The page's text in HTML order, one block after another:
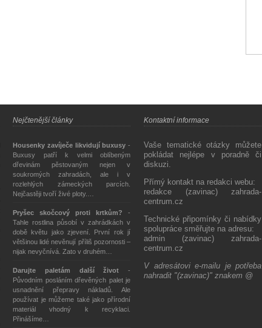
Nejčtenější články
Housenky zavíječe likvidují buxusy -
Buxusy patří k velmi oblíbeným
dřevinám pěstovaným nejen v
soukromých zahradách, ale i v
rozlehlých zámeckých parcích.
Nejčastěji tvoří živé ploty.…
Pryšec skočcový proti krtkům? -
Tahle rostlina působí v zahrádkách v
době květu jako zjevení. První rok jí
většinou lidé nevěnují příliš pozornosti –
nijak nevyčnívá. Zato v druhém…
Darujte paletám další život -
Původním posláním dřevěných palet je
usnadnění přepravy nákladů. Ale
používat je můžeme také jako přírodní
materiál vhodný k recyklaci.
Přinášíme…
Kontaktní informace
Vaše tematické otázky můžete
pokládat nejlépe v poradně či
diskuzi.
Přímý kontakt na redakci webu:
redakce (zavinac) zahrada-
centrum.cz
Technické připomínky či nabídky
spolupráce směřujte na adresu:
admin (zavinac) zahrada-
centrum.cz
V adresátovi e-mailu je potřeba
nahradit "(zavinac)" znakem @